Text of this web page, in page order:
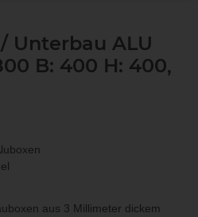
Unterbau ALU
B: 400 H: 400,
aus 3 Millimeter dickem